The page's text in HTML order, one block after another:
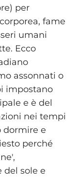
per
fame
umani
Ecco
assonnati o
impostano
e è del
nei tempi
dormire e
perché
del sole e